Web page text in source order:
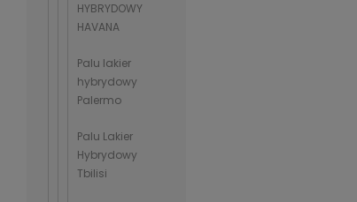
HYBRYDOWY
HAVANA
Palu lakier
hybrydowy
Palermo
Palu Lakier
Hybrydowy
Tbilisi